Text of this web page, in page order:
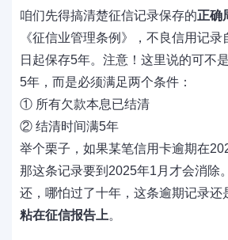
咱们先得搞清楚征信记录保存的正确
《征信业管理条例》，不良信用记
日起保存5年。注意！这里说的可不
5年，而是必须满足两个条件：
① 所有欠款本息已结清
② 结清时间满5年
举个栗子，如果某笔信用卡逾期在
那这条记录要到2025年1月才会消除
还，哪怕过了十年，这条逾期记录还
粘在征信报告上。